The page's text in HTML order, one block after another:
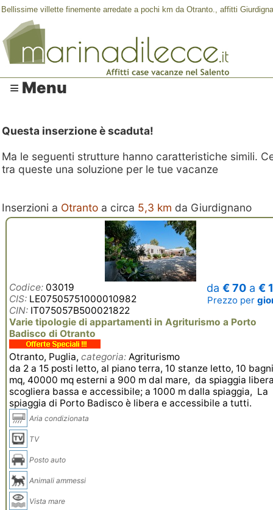
Bellissime villette finemente arredate a pochi km da Otranto., affitti
≡ Menu
Questa inserzione è scaduta!
Ma le seguenti strutture hanno caratteristiche simili.
tra queste una soluzione per le tue vacanze
Inserzioni a Otranto a circa 5,3 km da Giurdignano
da€ 70 a€
Prezzo per
Codice: 03019
CIS: LE07505751000010982
CIN: IT075057B500021822
Varie tipologie di appartamenti in Agriturismo a Porto
Badisco di Otranto
Otranto, Puglia,categoria: Agriturismo
da 2 a 15 posti letto, al piano terra, 10 stanze letto, 10
mq, 40000 mq esterni a 900 m dal mare, da spiaggia
scogliera bassa e accessibile; a 1000 m dalla spiaggia, La
spiaggia di Porto Badisco è libera e accessibile a tutti.
Aria condizionata
TV
Posto auto
Animali ammessi
Vista mare